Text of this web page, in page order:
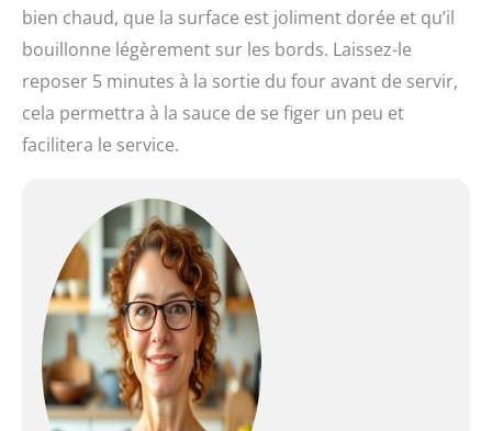
bien chaud, que la surface est joliment dorée et qu’il
bouillonne légèrement sur les bords. Laissez-le
reposer 5 minutes à la sortie du four avant de servir,
cela permettra à la sauce de se figer un peu et
facilitera le service.